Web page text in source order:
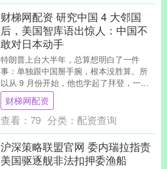
财梯网配资 研究中国 4 大邻国
后，美国智库语出惊人：中国不
敢对日本动手
特朗普上台大半年，总算想明白了一件
事：单独跟中国掰手腕，根本没胜算。所
以从 9 月份开始，他也学起了拜登，一门
心思拉拢盟友。这时候，美国知名智库卡
内基国际和平基....
财梯网配资
查看： 79 分类： 配资查询
沪深策略联盟官网 委内瑞拉指责
美国驱逐舰非法扣押委渔船